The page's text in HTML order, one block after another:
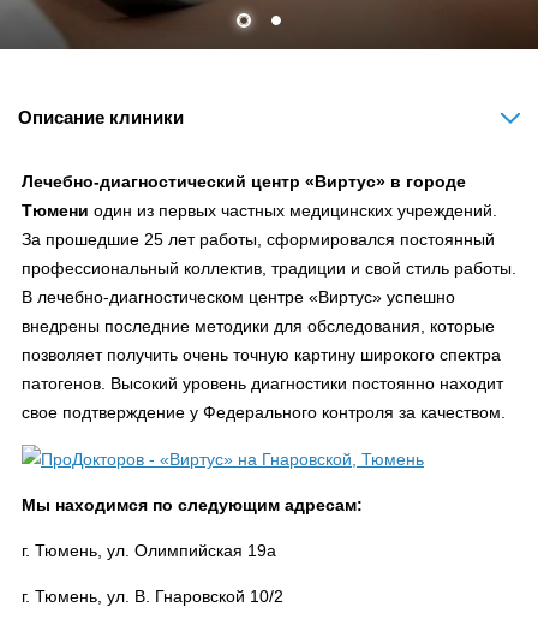
Описание клиники
Лечебно-диагностический центр «Виртус» в городе
Тюмени один из первых частных медицинских учреждений.
За прошедшие 25 лет работы, сформировался постоянный
профессиональный коллектив, традиции и свой стиль работы.
В лечебно-диагностическом центре «Виртус» успешно
внедрены последние методики для обследования, которые
позволяет получить очень точную картину широкого спектра
патогенов. Высокий уровень диагностики постоянно находит
свое подтверждение у Федерального контроля за качеством.
Мы находимся по следующим адресам:
г. Тюмень, ул. Олимпийская 19а
г. Тюмень, ул. В. Гнаровской 10/2